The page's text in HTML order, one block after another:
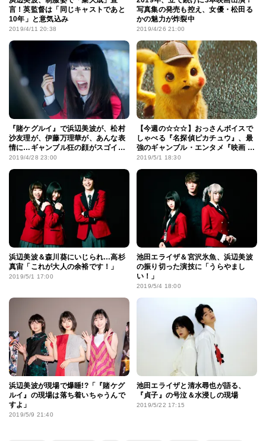
言！英監督は「同じキャストであと
10年」と意気込み
2019/4/11 20:38
写真集の発売も控え、女優・松田る
かの魅力が炸裂中
2019/4/26 21:00
『賭ケグルイ』で浜辺美波が、松村
沙友理が、伊藤万理華が、あんな表
情に…ギャンブル狂の顔がスゴイ！
＜写真11点＞
2019/4/28 23:00
【今週の☆☆☆】おっさんボイスで
しゃべる『名探偵ピカチュウ』、最
強のギャンブル・エンタメ『映画 賭
ケグルイ』など週末観るならこの3
2019/5/1 18:30
浜辺美波＆森川葵にいじられ…高杉
真宙「これが大人の余裕です！」
2019/5/1 17:00
池田エライザ＆宮沢氷魚、浜辺美波
の振り切った演技に「うらやまし
い！」
2019/5/4 18:00
浜辺美波が現場で爆睡!?「『賭ケグ
ルイ』の現場は落ち着いちゃうんで
すよ」
2019/5/9 21:40
池田エライザと清水尋也が語る、
『貞子』の号泣＆水浸しの現場
2019/5/22 17:15